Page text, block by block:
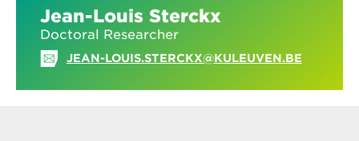
Jean-Louis Sterckx
Doctoral Researcher
JEAN-LOUIS.STERCKX@KULEUVEN.BE